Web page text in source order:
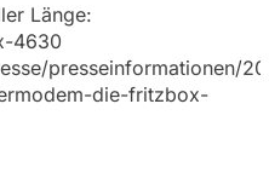
Länge:
4630
presseinformationen/
die-fritzbox-